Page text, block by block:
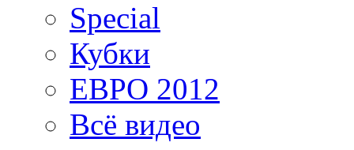
Special
Кубки
ЕВРО 2012
Всё видео